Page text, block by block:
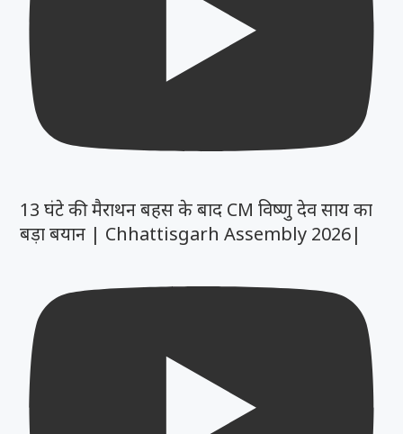
13 घंटे की मैराथन बहस के बाद CM विष्णु देव साय का
बड़ा बयान | Chhattisgarh Assembly 2026|